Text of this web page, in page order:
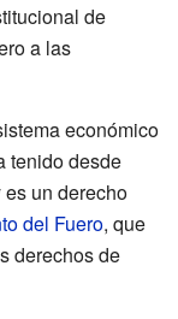
de
a las
económico
tenido desde
un derecho
del Fuero, que
derechos de